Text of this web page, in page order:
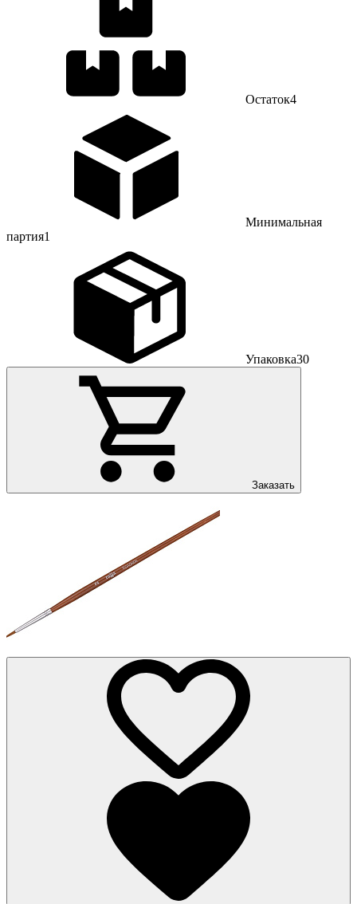
Остаток4
Минимальная
партия1
Упаковка30
Заказать